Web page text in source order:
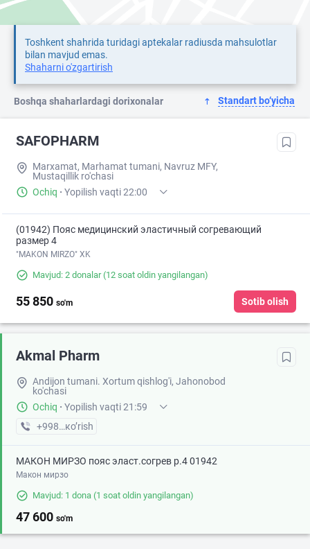
Toshkent shahrida turidagi aptekalar radiusda mahsulotlar
bilan mavjud emas.
Shaharni o'zgartirish
Boshqa shaharlardagi dorixonalar Standart bo‘yicha
SAFOPHARM
Marxamat, Marhamat tumani, Navruz MFY,
Mustaqillik ro'chasi
Ochiq · Yopilish vaqti 22:00
(01942) Пояс медицинский эластичный согревающий
размер 4
"MAKON MIRZO" XK
Mavjud: 2 donalar(12 soat oldin yangilangan)
55 850 so'm Sotib olish
Akmal Pharm
Andijon tumani. Xortum qishlog'i, Jahonobod
ko'chasi
Ochiq · Yopilish vaqti 21:59
+998 (91) XXX-XX-XX
кo’rish
МАКОН МИРЗО пояс эласт.согрев р.4 01942
Макон мирзо
Mavjud: 1 dona (1 soat oldin yangilangan)
47 600 so'm